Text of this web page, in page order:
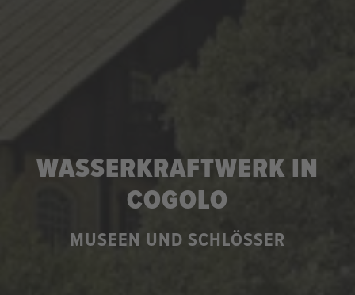
WASSERKRAFTWERK IN
COGOLO
MUSEEN UND SCHLÖSSER